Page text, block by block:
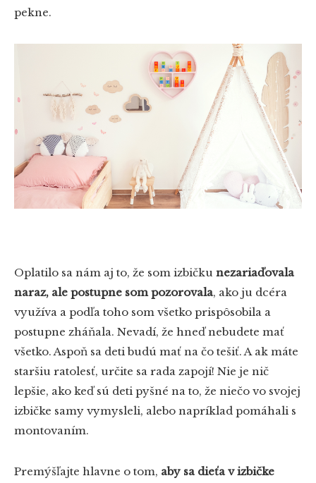
pekne.
Oplatilo sa nám aj to, že som izbičku nezariaďovala
naraz, ale postupne som pozorovala, ako ju dcéra
využíva a podľa toho som všetko prispôsobila a
postupne zháňala. Nevadí, že hneď nebudete mať
všetko. Aspoň sa deti budú mať na čo tešiť. A ak máte
staršiu ratolesť, určite sa rada zapojí! Nie je nič
lepšie, ako keď sú deti pyšné na to, že niečo vo svojej
izbičke samy vymysleli, alebo napríklad pomáhali s
montovaním.
Premýšľajte hlavne o tom, aby sa dieťa v izbičke